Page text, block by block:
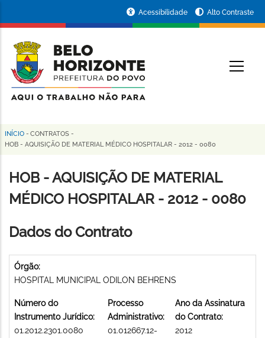
conteúdo
principal
da
Prefeitura
de
Horizonte
Acessibilidade Alto Contraste
Trilha
navegação
INÍCIO - CONTRATOS -
HOB - AQUISIÇÃO DE MATERIAL MÉDICO HOSPITALAR - 2012 - 0080
HOB - AQUISIÇÃO DE MATERIAL
MÉDICO HOSPITALAR - 2012 - 0080
Dados do Contrato
Órgão:
HOSPITAL MUNICIPAL ODILON BEHRENS
Número do
Instrumento Jurídico:
01.2012.2301.0080
Processo
Administrativo:
01.012667.12-
Ano da Assinatura
do Contrato:
2012